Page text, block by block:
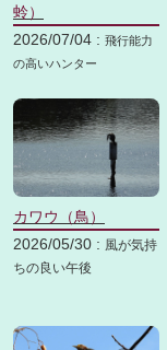
蛉）
2026/07/04 : 飛行能力
の高いハンター
カワウ（鳥）
2026/05/30 : 風が気持
ちの良い午後